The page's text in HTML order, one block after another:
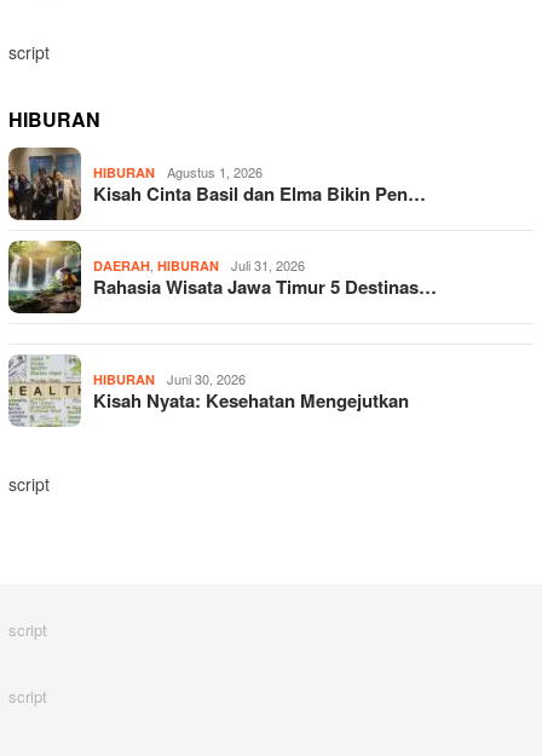
script
HIBURAN
HIBURAN Agustus 1, 2026
Kisah Cinta Basil dan Elma Bikin Pen…
DAERAH HIBURAN Juli 31, 2026
Rahasia Wisata Jawa Timur 5 Destinas…
HIBURAN Juni 30, 2026
Kisah Nyata: Kesehatan Mengejutkan
script
script
script